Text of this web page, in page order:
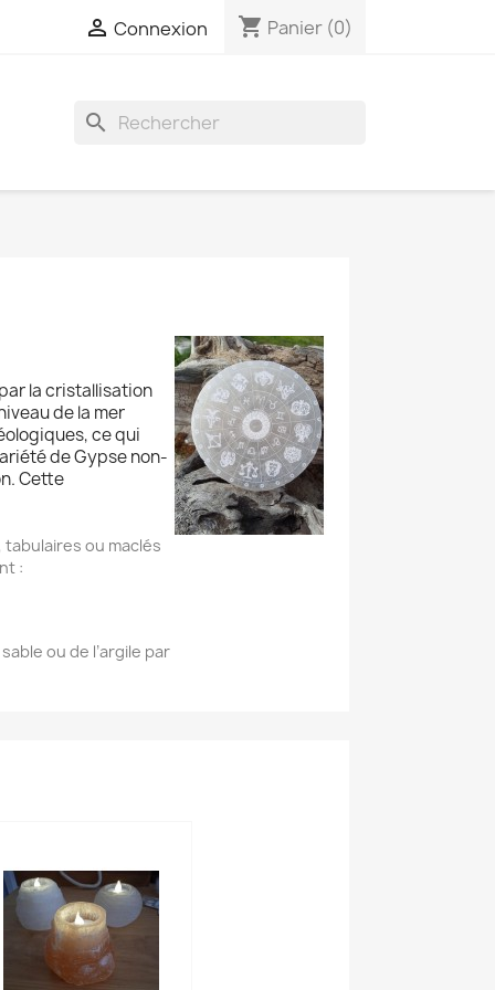
 Connexion shopping_cart Panier (0)
search
la cristallisation
de la mer
ce qui
de Gypse non-
Cette
ou maclés
:
ou de l’argile par